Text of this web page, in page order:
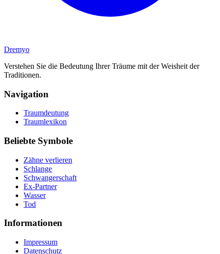
Dremyo
Verstehen Sie die Bedeutung Ihrer Träume mit der Weisheit der
Traditionen.
Navigation
Traumdeutung
Traumlexikon
Beliebte Symbole
Zähne verlieren
Schlange
Schwangerschaft
Ex-Partner
Wasser
Tod
Informationen
Impressum
Datenschutz